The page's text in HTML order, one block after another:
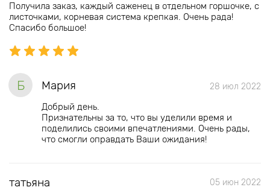
Получила заказ, каждый саженец в отдельном горшочке, с
листочками, корневая система крепкая. Очень рада!
Спасибо большое!
Б Мария 28 июл 2022
Добрый день.
Признательны за то, что вы уделили время и
поделились своими впечатлениями. Очень рады,
что смогли оправдать Ваши ожидания!
татьяна 05 июн 2022